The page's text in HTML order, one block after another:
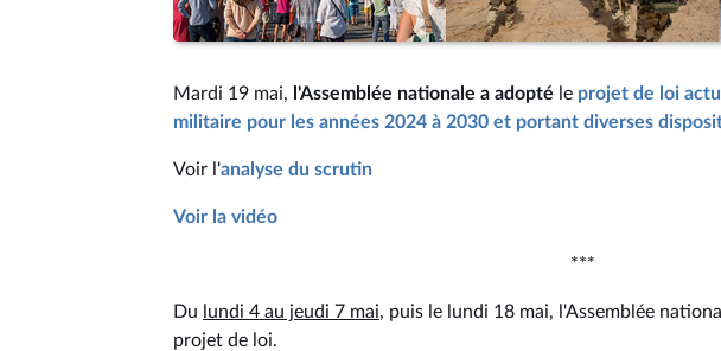
Mardi 19 mai, l'Assemblée nationale a adopté le projet de loi
militaire pour les années 2024 à 2030 et portant diverses
Voir l'analyse du scrutin
Voir la vidéo
***
Du lundi 4 au jeudi 7 mai, puis le lundi 18 mai, l'Assemblée
projet de loi.